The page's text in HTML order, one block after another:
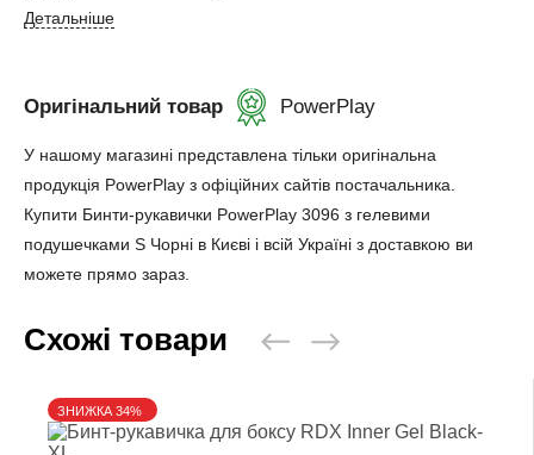
Детальніше
Оригінальний товар PowerPlay
У нашому магазині представлена ​​тільки оригінальна
продукція PowerPlay з офіційних сайтів постачальника.
Купити Бинти-рукавички PowerPlay 3096 з гелевими
подушечками S Чорні в Києві і всій Україні з доставкою ви
можете прямо зараз.
Схожі товари
ЗНИЖКА 34%